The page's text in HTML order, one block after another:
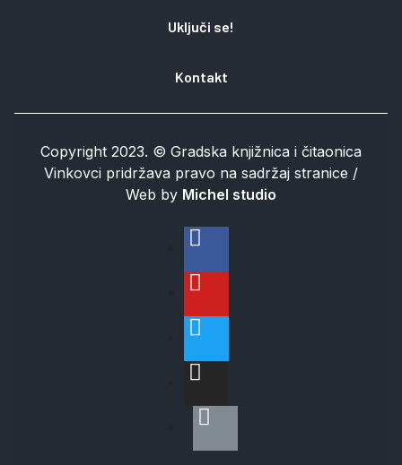
Uključi se!
Kontakt
Copyright 2023. © Gradska knjižnica i čitaonica
Vinkovci pridržava pravo na sadržaj stranice /
Web by Michel studio